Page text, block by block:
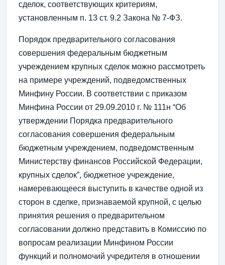
сделок, соответствующих критериям,
установленным п. 13 ст. 9.2 Закона № 7-ФЗ.
Порядок предварительного согласования
совершения федеральным бюджетным
учреждением крупных сделок можно рассмотреть
на примере учреждений, подведомственных
Минфину России. В соответствии с приказом
Минфина России от 29.09.2010 г. № 111н “Об
утверждении Порядка предварительного
согласования совершения федеральным
бюджетным учреждением, подведомственным
Министерству финансов Российской Федерации,
крупных сделок”, бюджетное учреждение,
намеревающееся выступить в качестве одной из
сторон в сделке, признаваемой крупной, с целью
принятия решения о предварительном
согласовании должно представить в Комиссию по
вопросам реализации Минфином России
функций и полномочий учредителя в отношении